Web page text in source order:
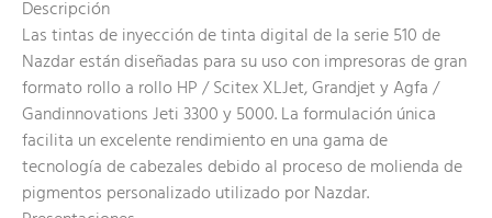
Descripción
Las tintas de inyección de tinta digital de la serie 510 de
Nazdar están diseñadas para su uso con impresoras de gran
formato rollo a rollo HP / Scitex XLJet, Grandjet y Agfa /
Gandinnovations Jeti 3300 y 5000. La formulación única
facilita un excelente rendimiento en una gama de
tecnología de cabezales debido al proceso de molienda de
pigmentos personalizado utilizado por Nazdar.